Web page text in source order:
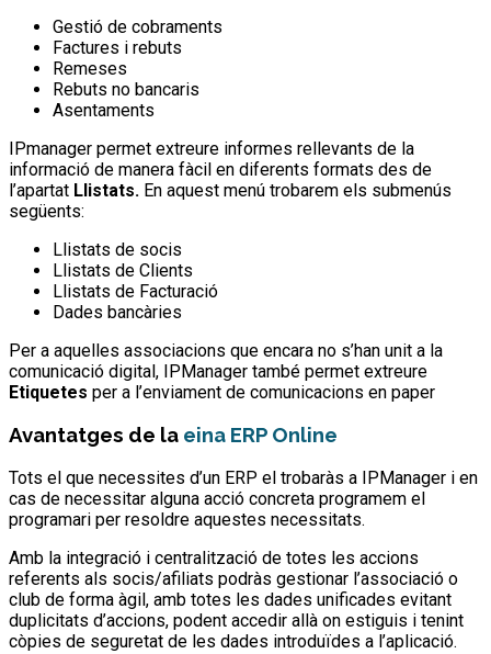
Gestió de cobraments
Factures i rebuts
Remeses
Rebuts no bancaris
Asentaments
IPmanager permet extreure informes rellevants de la
informació de manera fàcil en diferents formats des de
l’apartat Llistats. En aquest menú trobarem els submenús
següents:
Llistats de socis
Llistats de Clients
Llistats de Facturació
Dades bancàries
Per a aquelles associacions que encara no s’han unit a la
comunicació digital, IPManager també permet extreure
Etiquetes per a l’enviament de comunicacions en paper
Avantatges de la eina ERP Online
Tots el que necessites d’un ERP el trobaràs a IPManager i en
cas de necessitar alguna acció concreta programem el
programari per resoldre aquestes necessitats.
Amb la integració i centralització de totes les accions
referents als socis/afiliats podràs gestionar l’associació o
club de forma àgil, amb totes les dades unificades evitant
duplicitats d’accions, podent accedir allà on estiguis i tenint
còpies de seguretat de les dades introduïdes a l’aplicació.